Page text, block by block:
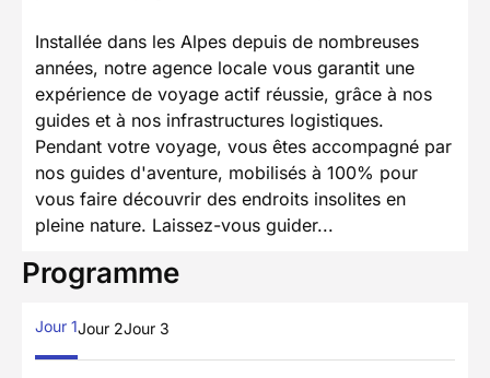
Installée dans les Alpes depuis de nombreuses
années, notre agence locale vous garantit une
expérience de voyage actif réussie, grâce à nos
guides et à nos infrastructures logistiques.
Pendant votre voyage, vous êtes accompagné par
nos guides d'aventure, mobilisés à 100% pour
vous faire découvrir des endroits insolites en
pleine nature. Laissez-vous guider...
Programme
Jour 1Jour 2Jour 3